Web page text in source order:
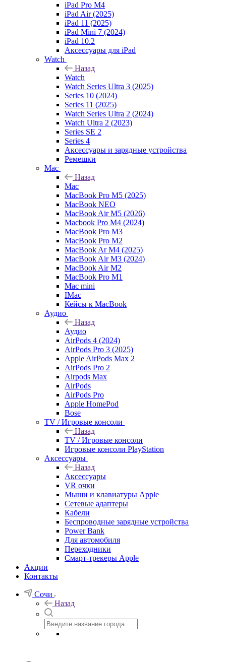
iPad Pro M4
iPad Air (2025)
iPad 11 (2025)
iPad Mini 7 (2024)
iPad 10.2
Аксессуары для iPad
Watch
Назад
Watch
Watch Series Ultra 3 (2025)
Series 10 (2024)
Series 11 (2025)
Watch Series Ultra 2 (2024)
Watch Ultra 2 (2023)
Series SE 2
Series 4
Аксессуары и зарядные устройства
Ремешки
Mac
Назад
Mac
MacBook Pro M5 (2025)
MacBook NEO
MacBook Air M5 (2026)
Macbook Pro M4 (2024)
MacBook Pro M3
MacBook Pro M2
MacBook Ar M4 (2025)
MacBook Air M3 (2024)
MacBook Air M2
MacBook Pro M1
Mac mini
IMac
Кейсы к MacBook
Аудио
Назад
Аудио
AirPods 4 (2024)
AirPods Pro 3 (2025)
Apple AirPods Max 2
AirPods Pro 2
Airpods Max
AirPods
AirPods Pro
Apple HomePod
Bose
TV / Игровые консоли
Назад
TV / Игровые консоли
Игровые консоли PlayStation
Аксессуары
Назад
Аксессуары
VR очки
Мыши и клавиатуры Apple
Сетевые адаптеры
Кабели
Беспроводные зарядные устройства
Power Bank
Для автомобиля
Переходники
Смарт-трекеры Apple
Акции
Контакты
Сочи
Назад